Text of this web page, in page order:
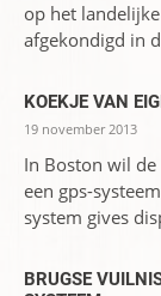
op het
afgekondigd in
KOEKJE VAN
19 november 2013
In Boston wil
een gps-
system gives
BRUGSE